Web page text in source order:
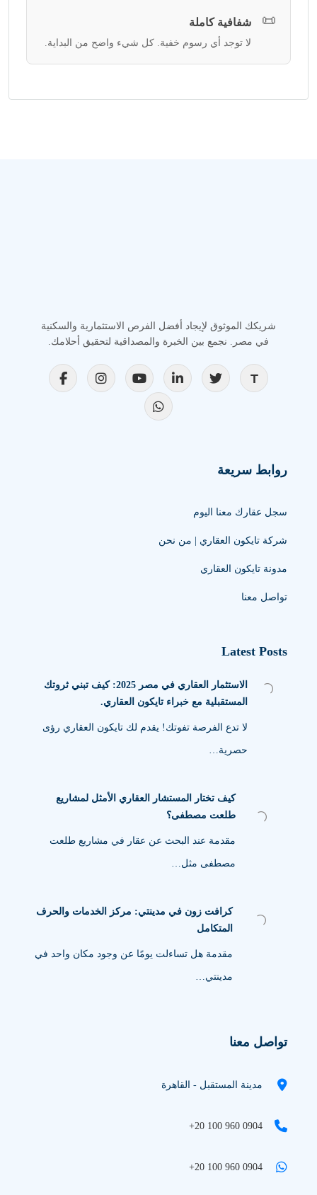
📜 شفافية كاملة
لا توجد أي رسوم خفية. كل شيء واضح من البداية.
شريكك الموثوق لإيجاد أفضل الفرص الاستثمارية والسكنية
في مصر. نجمع بين الخبرة والمصداقية لتحقيق أحلامك.
روابط سريعة
سجل عقارك معنا اليوم
شركة تايكون العقاري | من نحن
مدونة تايكون العقاري
تواصل معنا
Latest Posts
الاستثمار العقاري في مصر 2025: كيف تبني ثروتك
المستقبلية مع خبراء تايكون العقاري.
لا تدع الفرصة تفوتك! يقدم لك تايكون العقاري رؤى
حصرية…
كيف تختار المستشار العقاري الأمثل لمشاريع
طلعت مصطفى؟
مقدمة عند البحث عن عقار في مشاريع طلعت
مصطفى مثل…
كرافت زون في مدينتي: مركز الخدمات والحرف
المتكامل
مقدمة هل تساءلت يومًا عن وجود مكان واحد في
مدينتي…
تواصل معنا
مدينة المستقبل - القاهرة
+20 100 960 0904
+20 100 960 0904